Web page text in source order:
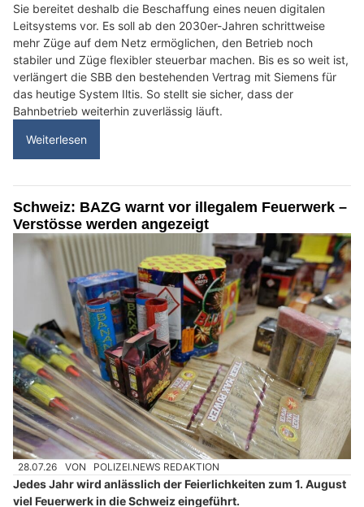
Sie bereitet deshalb die Beschaffung eines neuen digitalen
Leitsystems vor. Es soll ab den 2030er-Jahren schrittweise
mehr Züge auf dem Netz ermöglichen, den Betrieb noch
stabiler und Züge flexibler steuerbar machen. Bis es so weit ist,
verlängert die SBB den bestehenden Vertrag mit Siemens für
das heutige System Iltis. So stellt sie sicher, dass der
Bahnbetrieb weiterhin zuverlässig läuft.
Weiterlesen
Schweiz: BAZG warnt vor illegalem Feuerwerk –
Verstösse werden angezeigt
28.07.26 VON POLIZEI.NEWS REDAKTION
Jedes Jahr wird anlässlich der Feierlichkeiten zum 1. August
viel Feuerwerk in die Schweiz eingeführt.